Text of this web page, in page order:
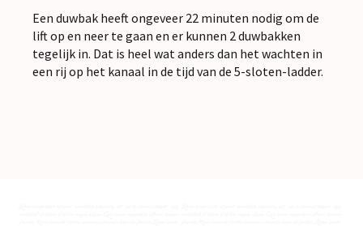
Een duwbak heeft ongeveer 22 minuten nodig om de
lift op en neer te gaan en er kunnen 2 duwbakken
tegelijk in. Dat is heel wat anders dan het wachten in
een rij op het kanaal in de tijd van de 5-sloten-ladder.